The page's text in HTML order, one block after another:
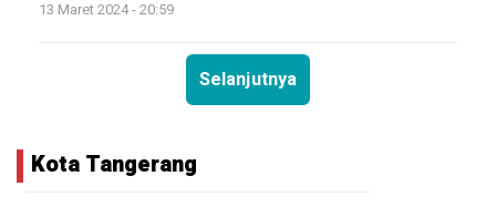
13 Maret 2024 - 20:59
Selanjutnya
Kota Tangerang